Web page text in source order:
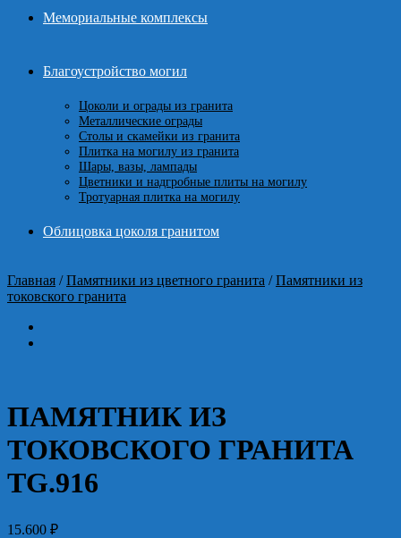
Мемориальные комплексы
Благоустройство могил
Цоколи и ограды из гранита
Металлические ограды
Столы и скамейки из гранита
Плитка на могилу из гранита
Шары, вазы, лампады
Цветники и надгробные плиты на могилу
Тротуарная плитка на могилу
Облицовка цоколя гранитом
Главная / Памятники из цветного гранита / Памятники из
токовского гранита
ПАМЯТНИК ИЗ
ТОКОВСКОГО ГРАНИТА
TG.916
15.600 ₽